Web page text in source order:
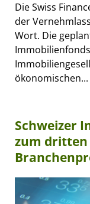
Die Swiss
der
Wort. Die
ökonomischen...
Schweizer
zum